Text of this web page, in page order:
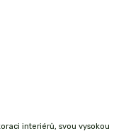
interiérů, svou vysokou